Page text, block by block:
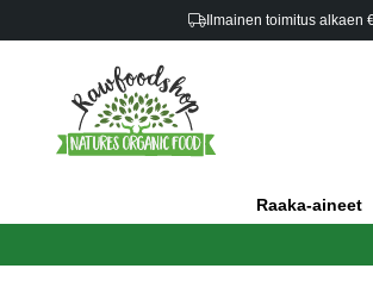
Ilmainen toimitus alkaen
Raaka-aineet